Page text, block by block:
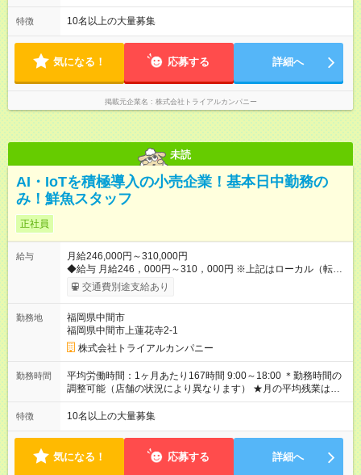
績：月平均残業時間13.25h以下） 【試用期間】試用期間あり 試
用期間の長さ：2ヶ月 雇用形態、給与は本採用時と同じです。
13.25ｈ以下 ⇒業務効率化等を図り、さらに減らしていきます
◎基本は定時退社 ◎固定残業・みなし残業ナシ。残業分は1分単
務時間の調整可能（店舗の状況により異なります） ★月の平均
残業は13.25ｈ以下 ⇒業務効率化等を図り、さらに減らしてい
きます ◎基本は定時退社 ◎固定残業・みなし残業ナシ。残業分
は1分単位で支給
特徴 10名以上の大量募集
気になる！ 応募する 詳細へ
掲載元企業名 株式会社トライアルカンパニー
未読
AI・IoTを積極導入の小売企業！基本日中勤務の
み！鮮魚スタッフ
正社員
給与
月給246,000円～310,000円
◆給与 月給246，000円～310，000円 ※上記はローカル（転勤
なし）勤務の給与になります。 ※リージョナル勤務（ブロック
内転勤あり）：月給250，000円～ 全国勤務：月給260，000
～400，000円 【バイヤー経験がある方】 月給380，000円～ ※
当社規定の採用基準により、能力、年齢、 前職経験などを考慮
の上、決定いたします。 ※試用期間2ヶ月（賃金同一） ◆給与に
プラスしてもらえる手当・インセンティブ ◎残業手当 ◎住宅手
当 ◎通勤手当 ◎家族手当 ◎資格手当 ◎職位手当 ◎単身手当 ◎残
業手当（全額支給） ◎深夜手当 ※一部、店舗により異なります
績：月平均残業時間13.25h以下） 【試用期間】試用期間あり 試
用期間の長さ：2ヶ月 雇用形態、給与は本採用時と同じです。
交通費別途支給あり
勤務地
福岡県中間市
福岡県中間市上蓮花寺2-1
株式会社トライアルカンパニー
勤務時間
平均労働時間：1ヶ月あたり167時間 9:00～18:00 ＊勤務時間の
調整可能（店舗の状況により異なります） ★月の平均残業は
13.25ｈ以下 ⇒業務効率化等を図り、さらに減らしていきます
◎基本は定時退社 ◎固定残業・みなし残業ナシ。残業分は1分単
務時間の調整可能（店舗の状況により異なります） ★月の平均
残業は13.25ｈ以下 ⇒業務効率化等を図り、さらに減らしてい
きます ◎基本は定時退社 ◎固定残業・みなし残業ナシ。残業分
特徴 10名以上の大量募集
気になる！ 応募する 詳細へ